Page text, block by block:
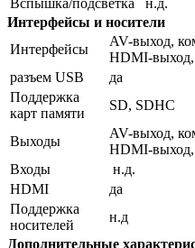
Вспышка/подсветка
н.д.
Интерфейсы и носители
Интерфейсы
AV-выход,
HDMI-
разъем USB
да
Поддержка
карт памяти
SD, SDHC
Выходы
AV-выход,
HDMI-
Входы
н.д.
HDMI
да
Поддержка
носителей
н.д
Дополнительные